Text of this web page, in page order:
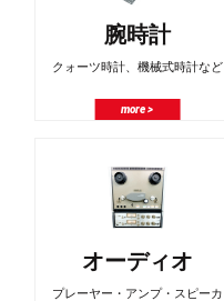
腕時計
クォーツ時計、機械式時計など
more >
オーディオ
プレーヤー・アンプ・スピーカ